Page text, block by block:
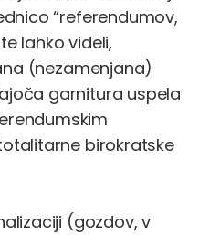
“referendumov,
lahko videli,
(nezamenjana)
garnitura uspela
birokratske
(gozdov, v